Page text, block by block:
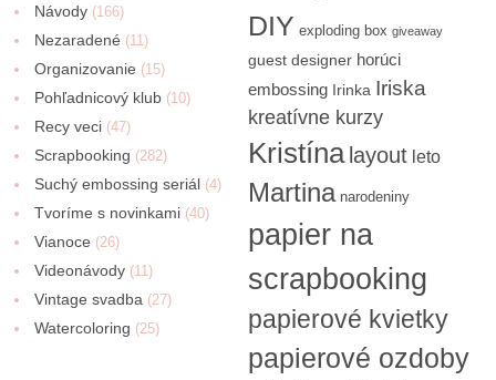
Návody (166)
Nezaradené (11)
Organizovanie (15)
Pohľadnicový klub (10)
Recy veci (47)
Scrapbooking (282)
Suchý embossing seriál (4)
Tvoríme s novinkami (40)
Vianoce (26)
Videonávody (11)
Vintage svadba (27)
Watercoloring (25)
DIY exploding box giveaway
guest designer horúci
embossing Irinka Iriska
kreatívne kurzy
Kristína layout leto
Martina narodeniny
papier na
scrapbooking
papierové kvietky
papierové ozdoby